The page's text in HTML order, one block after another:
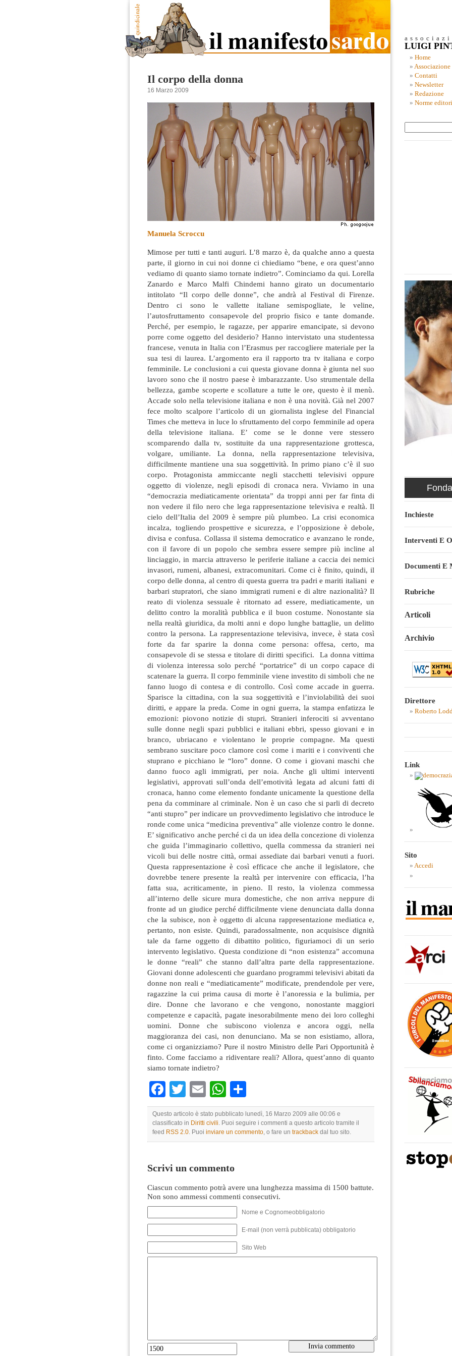
Il corpo della donna
16 Marzo 2009
Manuela Scroccu
Mimose per tutti e tanti auguri. L’8 marzo è, da qualche anno a questa
parte, il giorno in cui noi donne ci chiediamo “bene, e ora quest’anno
vediamo di quanto siamo tornate indietro”. Cominciamo da qui. Lorella
Zanardo e Marco Malfi Chindemi hanno girato un documentario
intitolato “Il corpo delle donne”, che andrà al Festival di Firenze.
Dentro ci sono le vallette italiane semispogliate, le veline,
l’autosfruttamento consapevole del proprio fisico e tante domande.
Perché, per esempio, le ragazze, per apparire emancipate, si devono
porre come oggetto del desiderio? Hanno intervistato una studentessa
francese, venuta in Italia con l’Erasmus per raccogliere materiale per la
sua tesi di laurea. L’argomento era il rapporto tra tv italiana e corpo
femminile. Le conclusioni a cui questa giovane donna è giunta nel suo
lavoro sono che il nostro paese è imbarazzante. Uso strumentale della
bellezza, gambe scoperte e scollature a tutte le ore, questo è il menù.
Accade solo nella televisione italiana e non è una novità. Già nel 2007
fece molto scalpore l’articolo di un giornalista inglese del Financial
Times che metteva in luce lo sfruttamento del corpo femminile ad opera
della televisione italiana. E’ come se le donne vere stessero
scomparendo dalla tv, sostituite da una rappresentazione grottesca,
volgare, umiliante. La donna, nella rappresentazione televisiva,
difficilmente mantiene una sua soggettività. In primo piano c’è il suo
corpo. Protagonista ammiccante negli stacchetti televisivi oppure
oggetto di violenze, negli episodi di cronaca nera. Viviamo in una
“democrazia mediaticamente orientata” da troppi anni per far finta di
non vedere il filo nero che lega rappresentazione televisiva e realtà. Il
cielo dell’Italia del 2009 è sempre più plumbeo. La crisi economica
incalza, togliendo prospettive e sicurezza, e l’opposizione è debole,
divisa e confusa. Collassa il sistema democratico e avanzano le ronde,
con il favore di un popolo che sembra essere sempre più incline al
linciaggio, in marcia attraverso le periferie italiane a caccia dei nemici
invasori, rumeni, albanesi, extracomunitari. Come ci è finito, quindi, il
corpo delle donna, al centro di questa guerra tra padri e mariti italiani e
barbari stupratori, che siano immigrati rumeni e di altre nazionalità? Il
reato di violenza sessuale è ritornato ad essere, mediaticamente, un
delitto contro la moralità pubblica e il buon costume. Nonostante sia
nella realtà giuridica, da molti anni e dopo lunghe battaglie, un delitto
contro la persona. La rappresentazione televisiva, invece, è stata così
forte da far sparire la donna come persona: offesa, certo, ma
consapevole di se stessa e titolare di diritti specifici. La donna vittima
di violenza interessa solo perché “portatrice” di un corpo capace di
scatenare la guerra. Il corpo femminile viene investito di simboli che ne
fanno luogo di contesa e di controllo. Così come accade in guerra.
Sparisce la cittadina, con la sua soggettività e l’inviolabilità dei suoi
diritti, e appare la preda. Come in ogni guerra, la stampa enfatizza le
emozioni: piovono notizie di stupri. Stranieri inferociti si avventano
sulle donne negli spazi pubblici e italiani ebbri, spesso giovani e in
branco, ubriacano e violentano le proprie compagne. Ma questi
sembrano suscitare poco clamore così come i mariti e i conviventi che
stuprano e picchiano le “loro” donne. O come i giovani maschi che
danno fuoco agli immigrati, per noia. Anche gli ultimi interventi
legislativi, approvati sull’onda dell’emotività legata ad alcuni fatti di
cronaca, hanno come elemento fondante unicamente la questione della
pena da comminare al criminale. Non è un caso che si parli di decreto
“anti stupro” per indicare un provvedimento legislativo che introduce le
ronde come unica “medicina preventiva” alle violenze contro le donne.
E’ significativo anche perché ci da un idea della concezione di violenza
che guida l’immaginario collettivo, quella commessa da stranieri nei
vicoli bui delle nostre città, ormai assediate dai barbari venuti a fuori.
Questa rappresentazione è così efficace che anche il legislatore, che
dovrebbe tenere presente la realtà per intervenire con efficacia, l’ha
fatta sua, acriticamente, in pieno. Il resto, la violenza commessa
all’interno delle sicure mura domestiche, che non arriva neppure di
fronte ad un giudice perché difficilmente viene denunciata dalla donna
che la subisce, non è oggetto di alcuna rappresentazione mediatica e,
pertanto, non esiste. Quindi, paradossalmente, non acquisisce dignità
tale da farne oggetto di dibattito politico, figuriamoci di un serio
intervento legislativo. Questa condizione di “non esistenza” accomuna
le donne “reali” che stanno dall’altra parte della rappresentazione.
Giovani donne adolescenti che guardano programmi televisivi abitati da
donne non reali e “mediaticamente” modificate, prendendole per vere,
ragazzine la cui prima causa di morte è l’anoressia e la bulimia, per
dire. Donne che lavorano e che vengono, nonostante maggiori
competenze e capacità, pagate inesorabilmente meno dei loro colleghi
uomini. Donne che subiscono violenza e ancora oggi, nella
maggioranza dei casi, non denunciano. Ma se non esistiamo, allora,
come ci organizziamo? Pure il nostro Ministro delle Pari Opportunità è
finto. Come facciamo a ridiventare reali? Allora, quest’anno di quanto
siamo tornate indietro?
Facebook
TwitterEmailWhatsApp
Questo articolo è stato pubblicato lunedì, 16 Marzo 2009 alle 00:06 e
classificato in Diritti civili. Puoi seguire i commenti a questo articolo tramite il
feed RSS 2.0. Puoi inviare un commento, o fare un trackback dal tuo sito.
Scrivi un commento
Ciascun commento potrà avere una lunghezza massima di 1500 battute.
Non sono ammessi commenti consecutivi.
Nome e Cognomeobbligatorio
E-mail (non verrà pubblicata) obbligatorio
Sito Web
LUIGI
Home
Associazione
Contatti
Newsletter
Redazione
Norme
Inchieste
Interventi E
Documenti E
Rubriche
Articoli
Archivio
Direttore
Roberto
Link
Sito
Accedi